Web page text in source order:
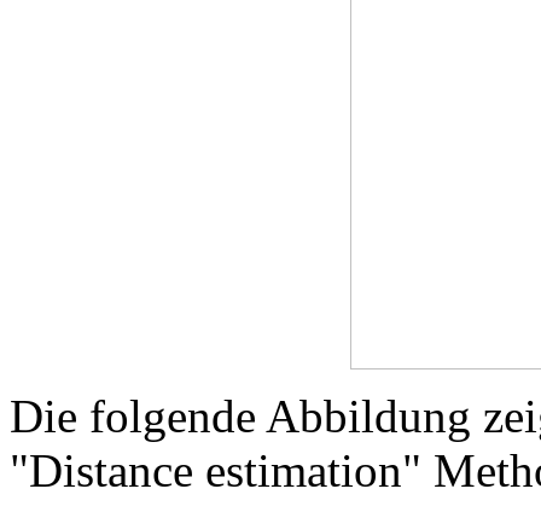
Die folgende Abbildung
"Distance estimation"